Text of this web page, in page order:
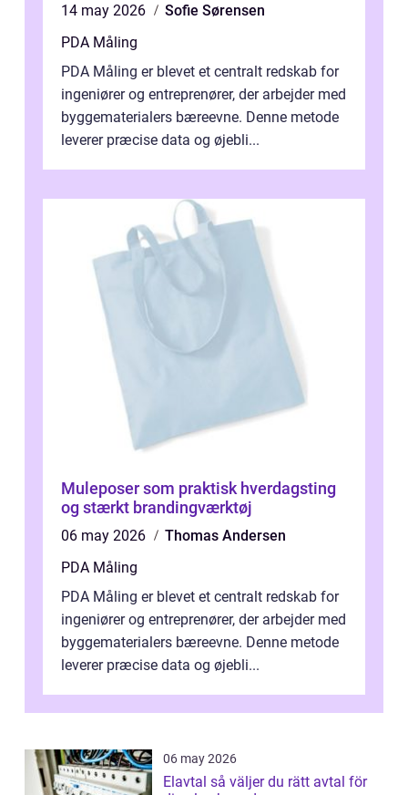
14 may 2026
Sofie Sørensen
PDA Måling
PDA Måling er blevet et centralt redskab for
ingeniører og entreprenører, der arbejder med
byggematerialers bæreevne. Denne metode
leverer præcise data og øjebli...
Muleposer som praktisk hverdagsting
og stærkt brandingværktøj
06 may 2026
Thomas Andersen
PDA Måling
PDA Måling er blevet et centralt redskab for
ingeniører og entreprenører, der arbejder med
byggematerialers bæreevne. Denne metode
leverer præcise data og øjebli...
06 may 2026
Elavtal så väljer du rätt avtal för